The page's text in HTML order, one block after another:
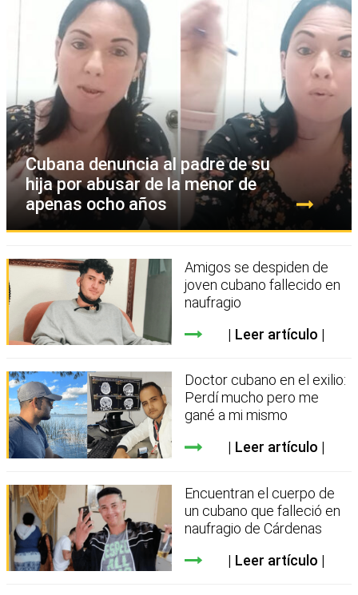
Cubana denuncia al padre de su
hija por abusar de la menor de
apenas ocho años
Amigos se despiden de
joven cubano fallecido en
naufragio
Leer artículo
Doctor cubano en el exilio:
Perdí mucho pero me
gané a mi mismo
Leer artículo
Encuentran el cuerpo de
un cubano que falleció en
naufragio de Cárdenas
Leer artículo